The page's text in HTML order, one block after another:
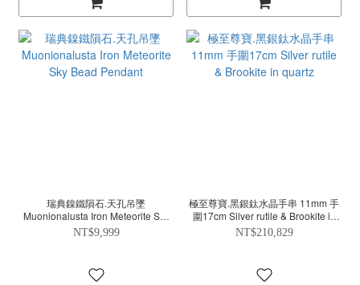
瑞典鎳鐵隕石.天孔吊墜
Muonionalusta Iron Meteorite Sky
Bead Pendant
NT$9,999
極至尊寶.黑銀鈦水晶手串 11mm 手
圍17cm Silver rutile & Brookite in
quartz
NT$210,829